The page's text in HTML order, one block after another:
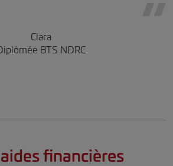
Clara
Diplômée BTS NDRC
financières